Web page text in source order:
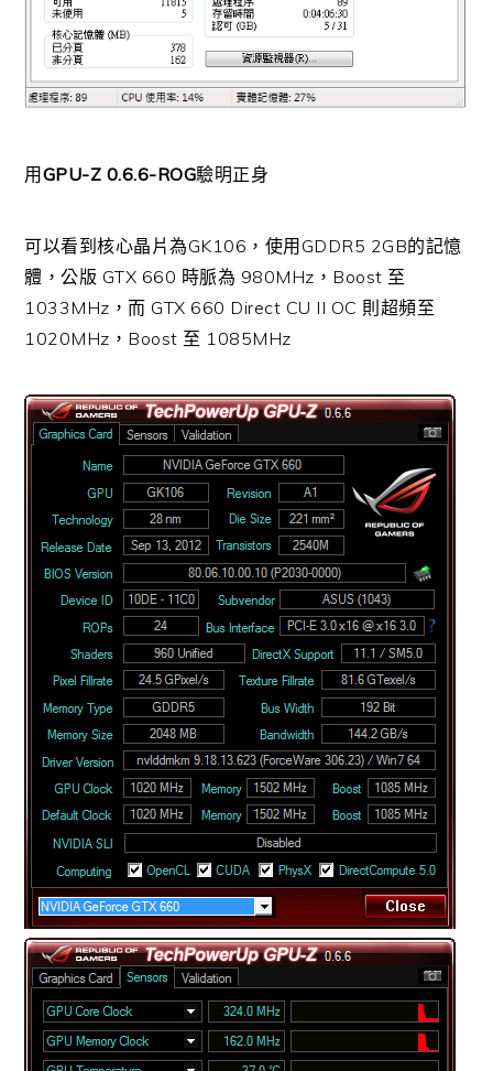
用 GPU-Z 0.6.6-ROG驗明正身
可以看到核心晶片為GK106，使用GDDR5 2GB的記憶
體，公版 GTX 660 時脈為 980MHz，Boost 至
1033MHz，而 GTX 660 Direct CU II OC 則超頻至
1020MHz，Boost 至 1085MHz